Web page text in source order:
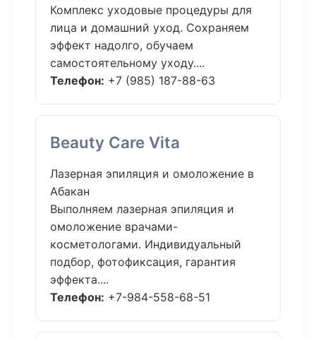
Комплекс уходовые процедуры для
лица и домашний уход. Сохраняем
эффект надолго, обучаем
самостоятельному уходу....
Телефон: +7 (985) 187-88-63
Beauty Care Vita
Лазерная эпиляция и омоложение в
Абакан
Выполняем лазерная эпиляция и
омоложение врачами-
косметологами. Индивидуальный
подбор, фотофиксация, гарантия
эффекта....
Телефон: +7-984-558-68-51